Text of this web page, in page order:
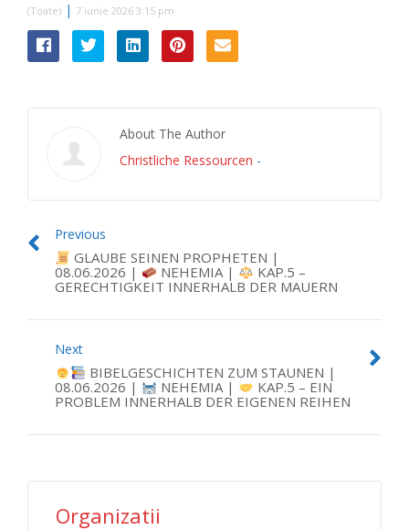
(Toate) | 7 iunie 2026 3:15 pm
About The Author
Christliche Ressourcen -
Previous
GLAUBE SEINEN PROPHETEN |
08.06.2026 |
NEHEMIA |
KAP.5 –
GERECHTIGKEIT INNERHALB DER MAUERN
Next
BIBELGESCHICHTEN ZUM STAUNEN |
08.06.2026 |
NEHEMIA |
KAP.5 – EIN
PROBLEM INNERHALB DER EIGENEN REIHEN
Organizatii